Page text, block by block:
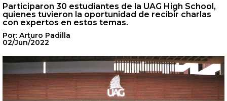
Participaron 30 estudiantes de la UAG High School,
quienes tuvieron la oportunidad de recibir charlas
con expertos en estos temas.
Por: Arturo Padilla
02/Jun/2022